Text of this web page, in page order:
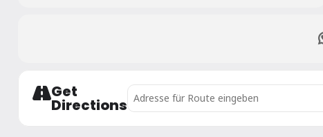
Get
Directions
Address - Salzburger Landesrandori ab U16 []